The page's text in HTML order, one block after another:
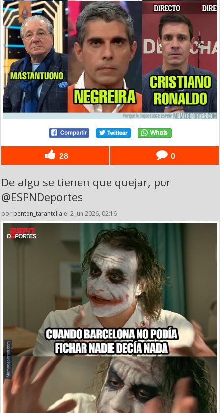
28 0
De algo se tienen que quejar, por
@ESPNDeportes
por benton_tarantella el 2 jun 2026, 02:16